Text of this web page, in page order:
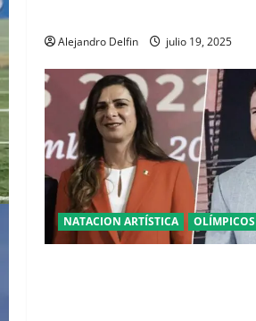
Alejandro Delfin julio 19, 2025
NATACION ARTÍSTICA OLÍMPICOS